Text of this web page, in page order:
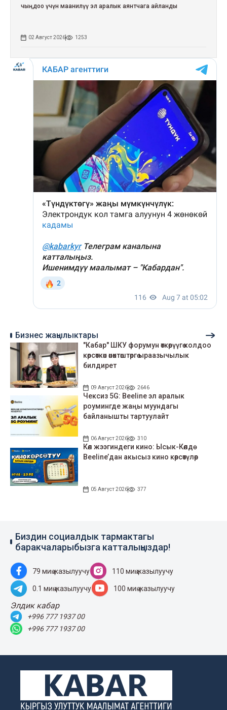
чыңдоо үчүн маанилүү эл аралык аянтчага айланды
02 Август 2026 1253
Бизнес жаңылыктары
"Кабар" ШКУ форумун өткөрүүгө колдоо
көрсөткөн өнөктөштөргө ыраазычылык
билдирет
09 Август 2026 2646
Чексиз 5G: Beeline эл аралык
роумингде жаңы муундагы
байланышты тартуулайт
06 Август 2026 310
Көл жээгиндеги кино: Ысык-Көлдө
Beeline’дан акысыз кино көрсөтүлөр
05 Август 2026 377
Биздин социалдык тармактагы
баракчаларыбызга катталыңыздар!
79 миң жазылуучу 110 миң жазылуучу
0.1 миң жазылуучу 100 миң жазылуучу
Элдик кабар
+996 777 1937 00
+996 777 1937 00